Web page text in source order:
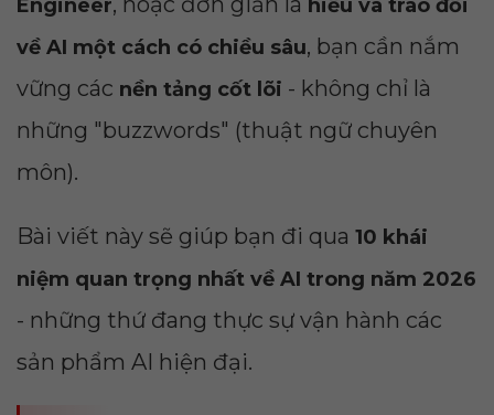
Engineer
hiểu và trao đổi
về AI một cách có chiều sâu, bạn cần nắm
vững các nền tảng cốt lõi - không chỉ là
những "buzzwords" (thuật ngữ chuyên
môn).
Bài viết này sẽ giúp bạn đi qua 10 khái
niệm quan trọng nhất về AI trong năm 2026
- những thứ đang thực sự vận hành các
sản phẩm AI hiện đại.